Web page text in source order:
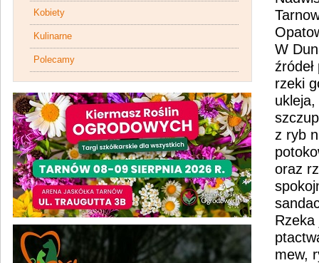
W
rzeki
z ryb
oraz
mew,
Kobiety
Kulinarne
Polecamy